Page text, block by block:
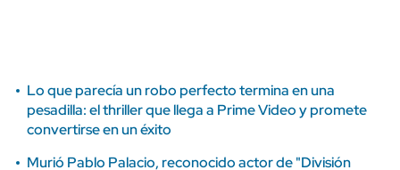
Lo que parecía un robo perfecto termina en una
pesadilla: el thriller que llega a Prime Video y promete
convertirse en un éxito
Murió Pablo Palacio, reconocido actor de "División